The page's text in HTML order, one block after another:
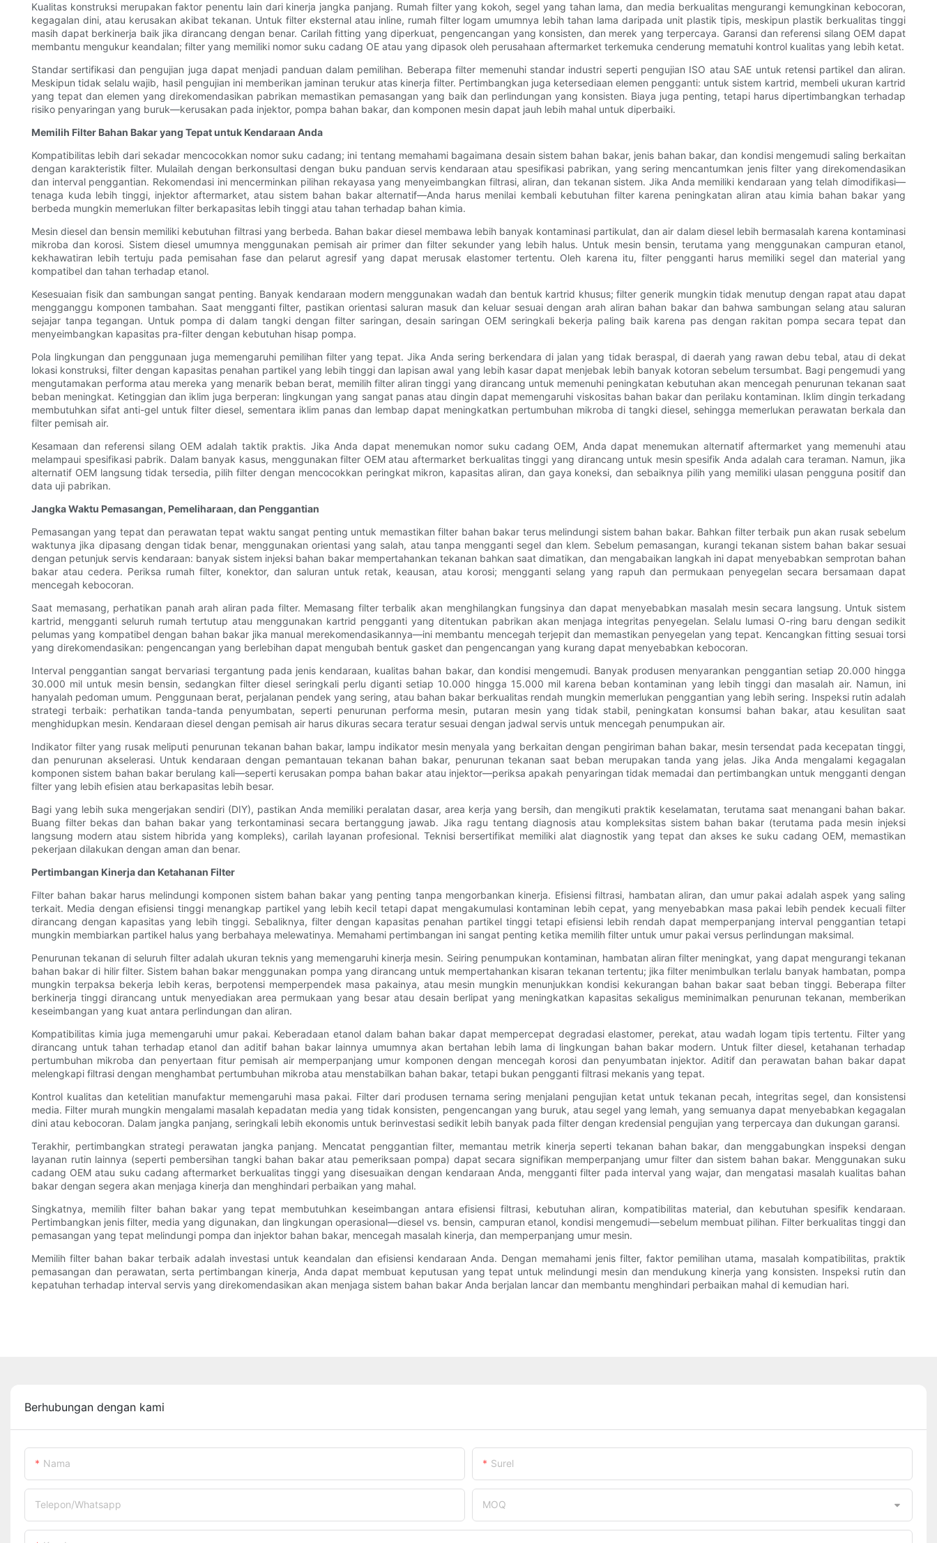
Kualitas konstruksi merupakan faktor penentu lain dari kinerja jangka panjang. Rumah filter yang kokoh, segel yang tahan lama, dan media berkualitas mengurangi kemungkinan kebocoran,
kegagalan dini, atau kerusakan akibat tekanan. Untuk filter eksternal atau inline, rumah filter logam umumnya lebih tahan lama daripada unit plastik tipis, meskipun plastik berkualitas tinggi
masih dapat berkinerja baik jika dirancang dengan benar. Carilah fitting yang diperkuat, pengencangan yang konsisten, dan merek yang terpercaya. Garansi dan referensi silang OEM dapat
membantu mengukur keandalan; filter yang memiliki nomor suku cadang OE atau yang dipasok oleh perusahaan aftermarket terkemuka cenderung mematuhi kontrol kualitas yang lebih ketat.
Standar sertifikasi dan pengujian juga dapat menjadi panduan dalam pemilihan. Beberapa filter memenuhi standar industri seperti pengujian ISO atau SAE untuk retensi partikel dan aliran.
Meskipun tidak selalu wajib, hasil pengujian ini memberikan jaminan terukur atas kinerja filter. Pertimbangkan juga ketersediaan elemen pengganti: untuk sistem kartrid, membeli ukuran kartrid
yang tepat dan elemen yang direkomendasikan pabrikan memastikan pemasangan yang baik dan perlindungan yang konsisten. Biaya juga penting, tetapi harus dipertimbangkan terhadap
risiko penyaringan yang buruk—kerusakan pada injektor, pompa bahan bakar, dan komponen mesin dapat jauh lebih mahal untuk diperbaiki.
Memilih Filter Bahan Bakar yang Tepat untuk Kendaraan Anda
Kompatibilitas lebih dari sekadar mencocokkan nomor suku cadang; ini tentang memahami bagaimana desain sistem bahan bakar, jenis bahan bakar, dan kondisi mengemudi saling berkaitan
dengan karakteristik filter. Mulailah dengan berkonsultasi dengan buku panduan servis kendaraan atau spesifikasi pabrikan, yang sering mencantumkan jenis filter yang direkomendasikan
dan interval penggantian. Rekomendasi ini mencerminkan pilihan rekayasa yang menyeimbangkan filtrasi, aliran, dan tekanan sistem. Jika Anda memiliki kendaraan yang telah dimodifikasi—
tenaga kuda lebih tinggi, injektor aftermarket, atau sistem bahan bakar alternatif—Anda harus menilai kembali kebutuhan filter karena peningkatan aliran atau kimia bahan bakar yang
berbeda mungkin memerlukan filter berkapasitas lebih tinggi atau tahan terhadap bahan kimia.
Mesin diesel dan bensin memiliki kebutuhan filtrasi yang berbeda. Bahan bakar diesel membawa lebih banyak kontaminasi partikulat, dan air dalam diesel lebih bermasalah karena kontaminasi
mikroba dan korosi. Sistem diesel umumnya menggunakan pemisah air primer dan filter sekunder yang lebih halus. Untuk mesin bensin, terutama yang menggunakan campuran etanol,
kekhawatiran lebih tertuju pada pemisahan fase dan pelarut agresif yang dapat merusak elastomer tertentu. Oleh karena itu, filter pengganti harus memiliki segel dan material yang
kompatibel dan tahan terhadap etanol.
Kesesuaian fisik dan sambungan sangat penting. Banyak kendaraan modern menggunakan wadah dan bentuk kartrid khusus; filter generik mungkin tidak menutup dengan rapat atau dapat
mengganggu komponen tambahan. Saat mengganti filter, pastikan orientasi saluran masuk dan keluar sesuai dengan arah aliran bahan bakar dan bahwa sambungan selang atau saluran
sejajar tanpa tegangan. Untuk pompa di dalam tangki dengan filter saringan, desain saringan OEM seringkali bekerja paling baik karena pas dengan rakitan pompa secara tepat dan
menyeimbangkan kapasitas pra-filter dengan kebutuhan hisap pompa.
Pola lingkungan dan penggunaan juga memengaruhi pemilihan filter yang tepat. Jika Anda sering berkendara di jalan yang tidak beraspal, di daerah yang rawan debu tebal, atau di dekat
lokasi konstruksi, filter dengan kapasitas penahan partikel yang lebih tinggi dan lapisan awal yang lebih kasar dapat menjebak lebih banyak kotoran sebelum tersumbat. Bagi pengemudi yang
mengutamakan performa atau mereka yang menarik beban berat, memilih filter aliran tinggi yang dirancang untuk memenuhi peningkatan kebutuhan akan mencegah penurunan tekanan saat
beban meningkat. Ketinggian dan iklim juga berperan: lingkungan yang sangat panas atau dingin dapat memengaruhi viskositas bahan bakar dan perilaku kontaminan. Iklim dingin terkadang
membutuhkan sifat anti-gel untuk filter diesel, sementara iklim panas dan lembap dapat meningkatkan pertumbuhan mikroba di tangki diesel, sehingga memerlukan perawatan berkala dan
filter pemisah air.
Kesamaan dan referensi silang OEM adalah taktik praktis. Jika Anda dapat menemukan nomor suku cadang OEM, Anda dapat menemukan alternatif aftermarket yang memenuhi atau
melampaui spesifikasi pabrik. Dalam banyak kasus, menggunakan filter OEM atau aftermarket berkualitas tinggi yang dirancang untuk mesin spesifik Anda adalah cara teraman. Namun, jika
alternatif OEM langsung tidak tersedia, pilih filter dengan mencocokkan peringkat mikron, kapasitas aliran, dan gaya koneksi, dan sebaiknya pilih yang memiliki ulasan pengguna positif dan
data uji pabrikan.
Jangka Waktu Pemasangan, Pemeliharaan, dan Penggantian
Pemasangan yang tepat dan perawatan tepat waktu sangat penting untuk memastikan filter bahan bakar terus melindungi sistem bahan bakar. Bahkan filter terbaik pun akan rusak sebelum
waktunya jika dipasang dengan tidak benar, menggunakan orientasi yang salah, atau tanpa mengganti segel dan klem. Sebelum pemasangan, kurangi tekanan sistem bahan bakar sesuai
dengan petunjuk servis kendaraan: banyak sistem injeksi bahan bakar mempertahankan tekanan bahkan saat dimatikan, dan mengabaikan langkah ini dapat menyebabkan semprotan bahan
bakar atau cedera. Periksa rumah filter, konektor, dan saluran untuk retak, keausan, atau korosi; mengganti selang yang rapuh dan permukaan penyegelan secara bersamaan dapat
mencegah kebocoran.
Saat memasang, perhatikan panah arah aliran pada filter. Memasang filter terbalik akan menghilangkan fungsinya dan dapat menyebabkan masalah mesin secara langsung. Untuk sistem
kartrid, mengganti seluruh rumah tertutup atau menggunakan kartrid pengganti yang ditentukan pabrikan akan menjaga integritas penyegelan. Selalu lumasi O-ring baru dengan sedikit
pelumas yang kompatibel dengan bahan bakar jika manual merekomendasikannya—ini membantu mencegah terjepit dan memastikan penyegelan yang tepat. Kencangkan fitting sesuai torsi
yang direkomendasikan: pengencangan yang berlebihan dapat mengubah bentuk gasket dan pengencangan yang kurang dapat menyebabkan kebocoran.
Interval penggantian sangat bervariasi tergantung pada jenis kendaraan, kualitas bahan bakar, dan kondisi mengemudi. Banyak produsen menyarankan penggantian setiap 20.000 hingga
30.000 mil untuk mesin bensin, sedangkan filter diesel seringkali perlu diganti setiap 10.000 hingga 15.000 mil karena beban kontaminan yang lebih tinggi dan masalah air. Namun, ini
hanyalah pedoman umum. Penggunaan berat, perjalanan pendek yang sering, atau bahan bakar berkualitas rendah mungkin memerlukan penggantian yang lebih sering. Inspeksi rutin adalah
strategi terbaik: perhatikan tanda-tanda penyumbatan, seperti penurunan performa mesin, putaran mesin yang tidak stabil, peningkatan konsumsi bahan bakar, atau kesulitan saat
menghidupkan mesin. Kendaraan diesel dengan pemisah air harus dikuras secara teratur sesuai dengan jadwal servis untuk mencegah penumpukan air.
Indikator filter yang rusak meliputi penurunan tekanan bahan bakar, lampu indikator mesin menyala yang berkaitan dengan pengiriman bahan bakar, mesin tersendat pada kecepatan tinggi,
dan penurunan akselerasi. Untuk kendaraan dengan pemantauan tekanan bahan bakar, penurunan tekanan saat beban merupakan tanda yang jelas. Jika Anda mengalami kegagalan
komponen sistem bahan bakar berulang kali—seperti kerusakan pompa bahan bakar atau injektor—periksa apakah penyaringan tidak memadai dan pertimbangkan untuk mengganti dengan
filter yang lebih efisien atau berkapasitas lebih besar.
Bagi yang lebih suka mengerjakan sendiri (DIY), pastikan Anda memiliki peralatan dasar, area kerja yang bersih, dan mengikuti praktik keselamatan, terutama saat menangani bahan bakar.
Buang filter bekas dan bahan bakar yang terkontaminasi secara bertanggung jawab. Jika ragu tentang diagnosis atau kompleksitas sistem bahan bakar (terutama pada mesin injeksi
langsung modern atau sistem hibrida yang kompleks), carilah layanan profesional. Teknisi bersertifikat memiliki alat diagnostik yang tepat dan akses ke suku cadang OEM, memastikan
pekerjaan dilakukan dengan aman dan benar.
Pertimbangan Kinerja dan Ketahanan Filter
Filter bahan bakar harus melindungi komponen sistem bahan bakar yang penting tanpa mengorbankan kinerja. Efisiensi filtrasi, hambatan aliran, dan umur pakai adalah aspek yang saling
terkait. Media dengan efisiensi tinggi menangkap partikel yang lebih kecil tetapi dapat mengakumulasi kontaminan lebih cepat, yang menyebabkan masa pakai lebih pendek kecuali filter
dirancang dengan kapasitas yang lebih tinggi. Sebaliknya, filter dengan kapasitas penahan partikel tinggi tetapi efisiensi lebih rendah dapat memperpanjang interval penggantian tetapi
mungkin membiarkan partikel halus yang berbahaya melewatinya. Memahami pertimbangan ini sangat penting ketika memilih filter untuk umur pakai versus perlindungan maksimal.
Penurunan tekanan di seluruh filter adalah ukuran teknis yang memengaruhi kinerja mesin. Seiring penumpukan kontaminan, hambatan aliran filter meningkat, yang dapat mengurangi tekanan
bahan bakar di hilir filter. Sistem bahan bakar menggunakan pompa yang dirancang untuk mempertahankan kisaran tekanan tertentu; jika filter menimbulkan terlalu banyak hambatan, pompa
mungkin terpaksa bekerja lebih keras, berpotensi memperpendek masa pakainya, atau mesin mungkin menunjukkan kondisi kekurangan bahan bakar saat beban tinggi. Beberapa filter
berkinerja tinggi dirancang untuk menyediakan area permukaan yang besar atau desain berlipat yang meningkatkan kapasitas sekaligus meminimalkan penurunan tekanan, memberikan
keseimbangan yang kuat antara perlindungan dan aliran.
Kompatibilitas kimia juga memengaruhi umur pakai. Keberadaan etanol dalam bahan bakar dapat mempercepat degradasi elastomer, perekat, atau wadah logam tipis tertentu. Filter yang
dirancang untuk tahan terhadap etanol dan aditif bahan bakar lainnya umumnya akan bertahan lebih lama di lingkungan bahan bakar modern. Untuk filter diesel, ketahanan terhadap
pertumbuhan mikroba dan penyertaan fitur pemisah air memperpanjang umur komponen dengan mencegah korosi dan penyumbatan injektor. Aditif dan perawatan bahan bakar dapat
melengkapi filtrasi dengan menghambat pertumbuhan mikroba atau menstabilkan bahan bakar, tetapi bukan pengganti filtrasi mekanis yang tepat.
Kontrol kualitas dan ketelitian manufaktur memengaruhi masa pakai. Filter dari produsen ternama sering menjalani pengujian ketat untuk tekanan pecah, integritas segel, dan konsistensi
media. Filter murah mungkin mengalami masalah kepadatan media yang tidak konsisten, pengencangan yang buruk, atau segel yang lemah, yang semuanya dapat menyebabkan kegagalan
dini atau kebocoran. Dalam jangka panjang, seringkali lebih ekonomis untuk berinvestasi sedikit lebih banyak pada filter dengan kredensial pengujian yang terpercaya dan dukungan garansi.
Terakhir, pertimbangkan strategi perawatan jangka panjang. Mencatat penggantian filter, memantau metrik kinerja seperti tekanan bahan bakar, dan menggabungkan inspeksi dengan
layanan rutin lainnya (seperti pembersihan tangki bahan bakar atau pemeriksaan pompa) dapat secara signifikan memperpanjang umur filter dan sistem bahan bakar. Menggunakan suku
cadang OEM atau suku cadang aftermarket berkualitas tinggi yang disesuaikan dengan kendaraan Anda, mengganti filter pada interval yang wajar, dan mengatasi masalah kualitas bahan
bakar dengan segera akan menjaga kinerja dan menghindari perbaikan yang mahal.
Singkatnya, memilih filter bahan bakar yang tepat membutuhkan keseimbangan antara efisiensi filtrasi, kebutuhan aliran, kompatibilitas material, dan kebutuhan spesifik kendaraan.
Pertimbangkan jenis filter, media yang digunakan, dan lingkungan operasional—diesel vs. bensin, campuran etanol, kondisi mengemudi—sebelum membuat pilihan. Filter berkualitas tinggi dan
pemasangan yang tepat melindungi pompa dan injektor bahan bakar, mencegah masalah kinerja, dan memperpanjang umur mesin.
Memilih filter bahan bakar terbaik adalah investasi untuk keandalan dan efisiensi kendaraan Anda. Dengan memahami jenis filter, faktor pemilihan utama, masalah kompatibilitas, praktik
pemasangan dan perawatan, serta pertimbangan kinerja, Anda dapat membuat keputusan yang tepat untuk melindungi mesin dan mendukung kinerja yang konsisten. Inspeksi rutin dan
kepatuhan terhadap interval servis yang direkomendasikan akan menjaga sistem bahan bakar Anda berjalan lancar dan membantu menghindari perbaikan mahal di kemudian hari.
Berhubungan dengan kami
Nama Surel
Telepon/whatsapp MOQ